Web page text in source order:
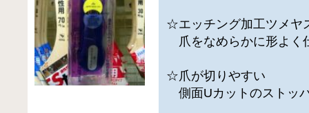
☆エッチング加工ツメヤ
爪をなめらかに形よく
☆爪が切りやすい
側面Uカットのストッ